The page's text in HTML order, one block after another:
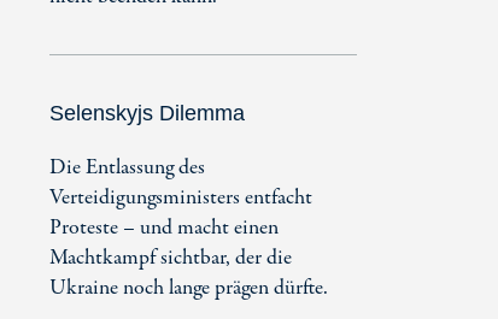
Selenskyjs Dilemma
Die Entlassung des
Verteidigungsministers entfacht
Proteste – und macht einen
Machtkampf sichtbar, der die
Ukraine noch lange prägen dürfte.